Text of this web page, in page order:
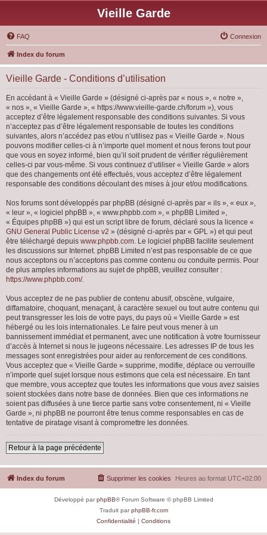
Vieille Garde
FAQ Connexion
Index du forum
Vieille Garde - Conditions d’utilisation
En accédant à « Vieille Garde » (désigné ci-après par « nous », « notre »,
« nos », « Vieille Garde », « https://www.vieille-garde.ch/forum »), vous
acceptez d’être légalement responsable des conditions suivantes. Si vous
n’acceptez pas d’être légalement responsable de toutes les conditions
suivantes, alors n’accédez pas et/ou n’utilisez pas « Vieille Garde ». Nous
pouvons modifier celles-ci à n’importe quel moment et nous ferons tout pour
que vous en soyez informé, bien qu’il soit prudent de vérifier régulièrement
celles-ci par vous-même. Si vous continuez d’utiliser « Vieille Garde » alors
que des changements ont été effectués, vous acceptez d’être légalement
responsable des conditions découlant des mises à jour et/ou modifications.
Nos forums sont développés par phpBB (désigné ci-après par « ils », « eux »,
« leur », « logiciel phpBB », « www.phpbb.com », « phpBB Limited »,
« Équipes phpBB ») qui est un script libre de forum, déclaré sous la licence «
GNU General Public License v2 » (désigné ci-après par « GPL ») et qui peut
être téléchargé depuis www.phpbb.com. Le logiciel phpBB facilite seulement
les discussions sur Internet. phpBB Limited n’est pas responsable de ce que
nous acceptons ou n’acceptons pas comme contenu ou conduite permis. Pour
de plus amples informations au sujet de phpBB, veuillez consulter :
https://www.phpbb.com/.
Vous acceptez de ne pas publier de contenu abusif, obscène, vulgaire,
diffamatoire, choquant, menaçant, à caractère sexuel ou tout autre contenu qui
peut transgresser les lois de votre pays, du pays où « Vieille Garde » est
hébergé ou les lois internationales. Le faire peut vous mener à un
bannissement immédiat et permanent, avec une notification à votre fournisseur
d’accès à Internet si nous le jugeons nécessaire. Les adresses IP de tous les
messages sont enregistrées pour aider au renforcement de ces conditions.
Vous acceptez que « Vieille Garde » supprime, modifie, déplace ou verrouille
n’importe quel sujet lorsque nous estimons que cela est nécessaire. En tant
que membre, vous acceptez que toutes les informations que vous avez saisies
soient stockées dans notre base de données. Bien que ces informations ne
soient pas diffusées à une tierce partie sans votre consentement, ni « Vieille
Garde », ni phpBB ne pourront être tenus comme responsables en cas de
tentative de piratage visant à compromettre les données.
Retour à la page précédente
Index du forum Heures au format UTC+02:00
Supprimer les cookies
Développé parphpBB® Forum Software © phpBB Limited
Traduit parphpBB-fr.com
Confidentialité | Conditions